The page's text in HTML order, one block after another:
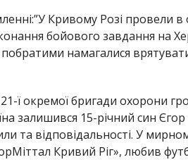
Кривому Розі провели
бойового завдання на
намагалися
21-ї окремої бригади охорони
залишився 15-річний син
та відповідальності. У
Кривий Ріг», любив